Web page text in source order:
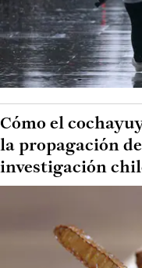
Cómo el
la propagación
investigación